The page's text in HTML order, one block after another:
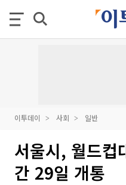
이투데이 사회 일반
서울시, 월드컵
간 29일 개통